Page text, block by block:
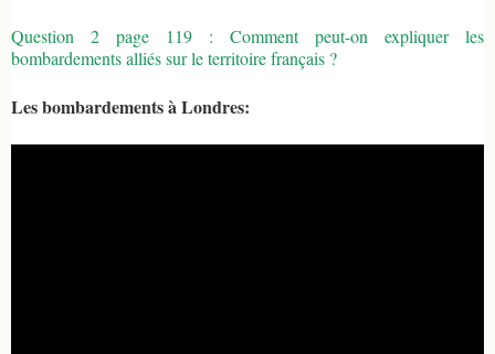
Question 2 page 119 : Comment peut-on expliquer les
bombardements alliés sur le territoire français ?
Les bombardements à Londres: